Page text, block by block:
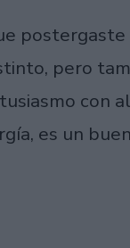
pero
con
es un